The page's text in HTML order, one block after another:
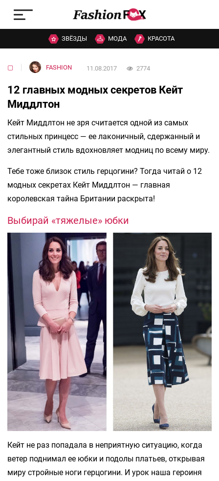
ЗВЁЗДЫ МОДА КРАСОТА
▢ FASHION 11.08.2017 2774
12 главных модных секретов Кейт
Миддлтон
Кейт Миддлтон не зря считается одной из самых
стильных принцесс — ее лаконичный, сдержанный и
элегантный стиль вдохновляет модниц по всему миру.
Тебе тоже близок стиль герцогини? Тогда читай о 12
модных секретах Кейт Миддлтон — главная
королевская тайна Британии раскрыта!
Выбирай «тяжелые» юбки
Кейт не раз попадала в неприятную ситуацию, когда
ветер поднимал ее юбки и подолы платьев, открывая
миру стройные ноги герцогини. И урок наша героиня